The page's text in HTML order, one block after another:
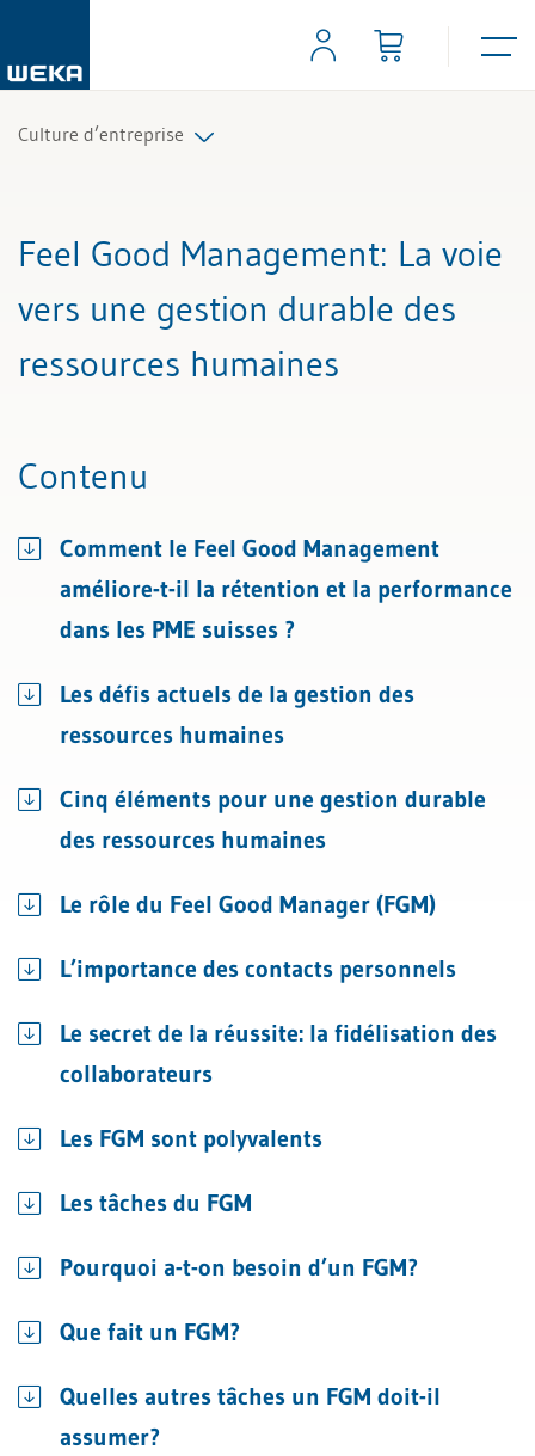
Culture d’entreprise
Feel Good Management: La voie
vers une gestion durable des
ressources humaines
Contenu
Comment le Feel Good Management
améliore-t-il la rétention et la performance
dans les PME suisses ?
Les défis actuels de la gestion des
ressources humaines
Cinq éléments pour une gestion durable
des ressources humaines
Le rôle du Feel Good Manager (FGM)
L’importance des contacts personnels
Le secret de la réussite: la fidélisation des
collaborateurs
Les FGM sont polyvalents
Les tâches du FGM
Pourquoi a-t-on besoin d’un FGM?
Que fait un FGM?
Quelles autres tâches un FGM doit-il
assumer?